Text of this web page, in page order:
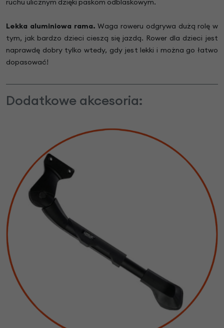
ruchu ulicznym dzięki paskom odblaskowym.
Lekka aluminiowa rama. Waga roweru odgrywa dużą rolę w
tym, jak bardzo dzieci cieszą się jazdą. Rower dla dzieci jest
naprawdę dobry tylko wtedy, gdy jest lekki i można go łatwo
dopasować!
Dodatkowe akcesoria: